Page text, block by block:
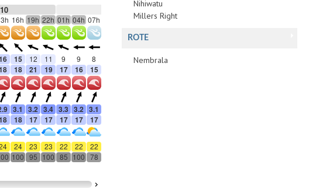
Nihiwatu
Millers Right
ROTE
Nembrala